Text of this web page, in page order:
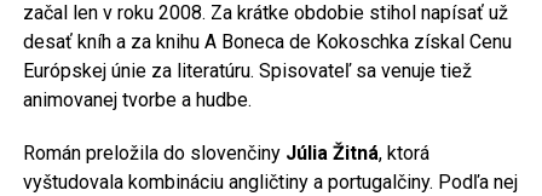
začal len v roku 2008. Za krátke obdobie stihol napísať už
desať kníh a za knihu A Boneca de Kokoschka získal Cenu
Európskej únie za literatúru. Spisovateľ sa venuje tiež
animovanej tvorbe a hudbe.
Román preložila do slovenčiny Júlia Žitná, ktorá
vyštudovala kombináciu angličtiny a portugalčiny. Podľa nej